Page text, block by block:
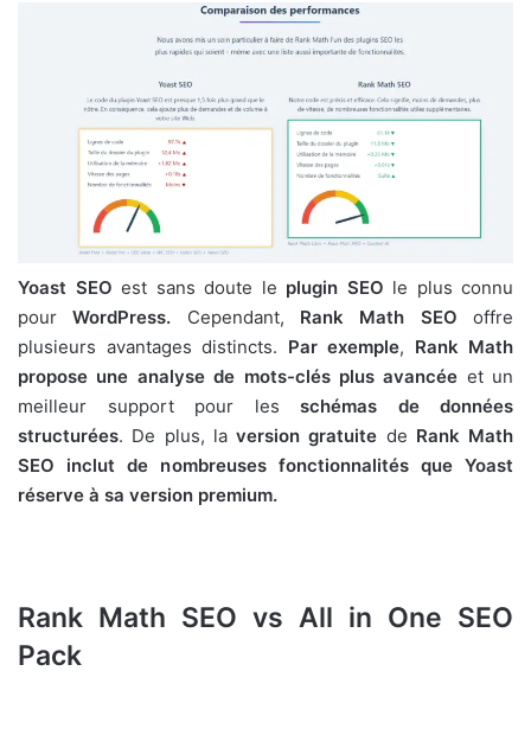
Yoast SEO est sans doute le plugin SEO le plus connu
pourWordPress. Cependant, Rank Math SEO offre
plusieurs avantages distincts. Par exemple, Rank Math
propose une analyse de mots-clés plus avancée et un
meilleur support pour les schémas de données
structurées. De plus, la version gratuite de Rank Math
SEO inclut de nombreuses fonctionnalités que Yoast
réserve à sa version premium.
Rank Math SEO vs All in One SEO
Pack